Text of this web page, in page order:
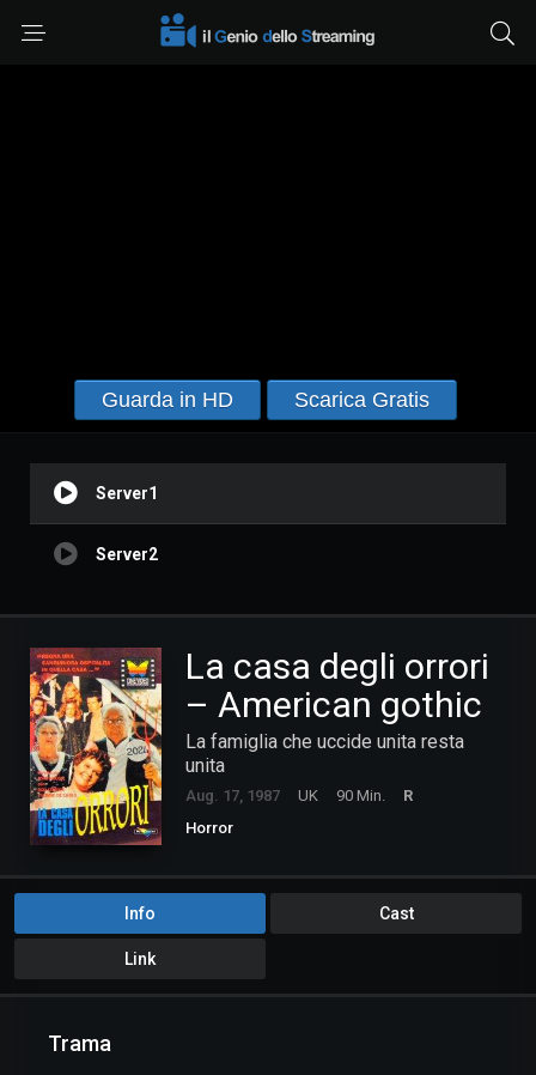
Guarda in HD Scarica Gratis
Server1
Server2
La casa degli orrori
– American gothic
La famiglia che uccide unita resta
unita
Aug. 17, 1987 UK 90 Min.
R
Horror
Info Cast
Link
Trama